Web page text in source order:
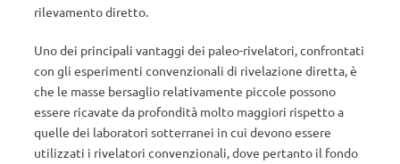
rilevamento diretto.
Uno dei principali vantaggi dei paleo-rivelatori, confrontati
con gli esperimenti convenzionali di rivelazione diretta, è
che le masse bersaglio relativamente piccole possono
essere ricavate da profondità molto maggiori rispetto a
quelle dei laboratori sotterranei in cui devono essere
utilizzati i rivelatori convenzionali, dove pertanto il fondo